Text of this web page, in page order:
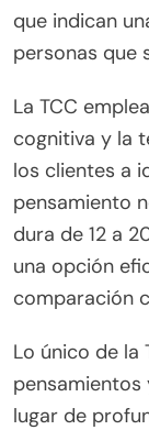
que indican
personas que
La TCC
cognitiva y la
los clientes a
pensamiento
dura de 12 a
una opción
comparación
Lo único de la
lugar de